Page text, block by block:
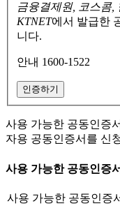
금융결제원, 코스콤,
KTNET에서 발급한
니다.
안내 1600-1522
인증하기
사용 가능한 공동인증
자용 공동인증서를 신
사용 가능한 공동인증
사용 가능한 공동인증